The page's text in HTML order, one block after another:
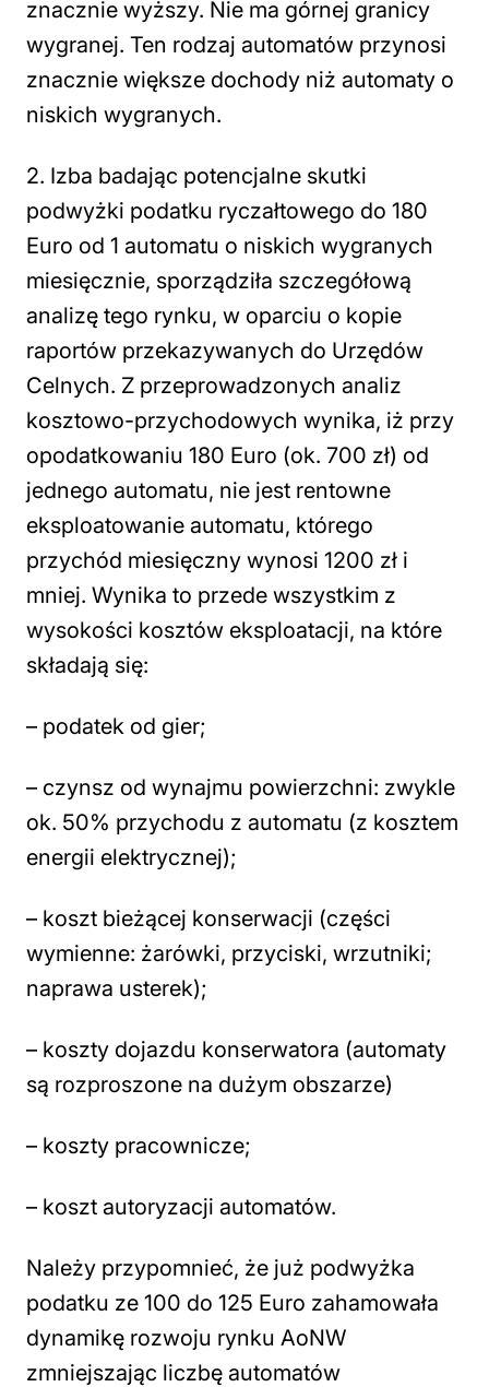
znacznie wyższy. Nie ma górnej granicy
wygranej. Ten rodzaj automatów przynosi
znacznie większe dochody niż automaty o
niskich wygranych.
2. Izba badając potencjalne skutki
podwyżki podatku ryczałtowego do 180
Euro od 1 automatu o niskich wygranych
miesięcznie, sporządziła szczegółową
analizę tego rynku, w oparciu o kopie
raportów przekazywanych do Urzędów
Celnych. Z przeprowadzonych analiz
kosztowo-przychodowych wynika, iż przy
opodatkowaniu 180 Euro (ok. 700 zł) od
jednego automatu, nie jest rentowne
eksploatowanie automatu, którego
przychód miesięczny wynosi 1200 zł i
mniej. Wynika to przede wszystkim z
wysokości kosztów eksploatacji, na które
składają się:
– podatek od gier;
– czynsz od wynajmu powierzchni: zwykle
ok. 50% przychodu z automatu (z kosztem
energii elektrycznej);
– koszt bieżącej konserwacji (części
wymienne: żarówki, przyciski, wrzutniki;
naprawa usterek);
– koszty dojazdu konserwatora (automaty
są rozproszone na dużym obszarze)
– koszty pracownicze;
– koszt autoryzacji automatów.
Należy przypomnieć, że już podwyżka
podatku ze 100 do 125 Euro zahamowała
dynamikę rozwoju rynku AoNW
zmniejszając liczbę automatów